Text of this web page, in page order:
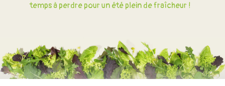
temps à perdre pour un été plein de fraîcheur !